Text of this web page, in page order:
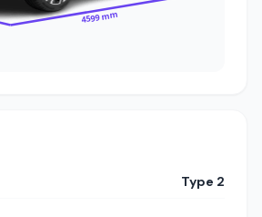
4599 mm
Type 2